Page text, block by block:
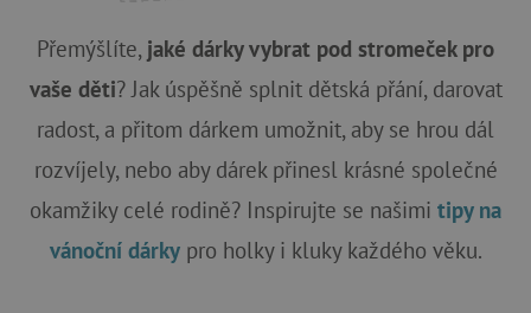
Přemýšlíte, jaké dárky vybrat pod stromeček pro
vaše děti? Jak úspěšně splnit dětská přání, darovat
radost, a přitom dárkem umožnit, aby se hrou dál
rozvíjely, nebo aby dárek přinesl krásné společné
okamžiky celé rodině? Inspirujte se našimi tipy na
vánoční dárkypro holky i kluky každého věku.